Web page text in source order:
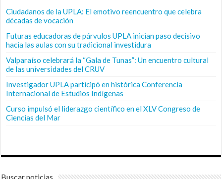
Ciudadanos de la UPLA: El emotivo reencuentro que celebra
décadas de vocación
Futuras educadoras de párvulos UPLA inician paso decisivo
hacia las aulas con su tradicional investidura
Valparaíso celebrará la “Gala de Tunas”: Un encuentro cultural
de las universidades del CRUV
Investigador UPLA participó en histórica Conferencia
Internacional de Estudios Indígenas
Curso impulsó el liderazgo científico en el XLV Congreso de
Ciencias del Mar
Buscar noticias